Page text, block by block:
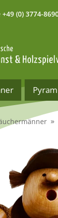
+49 (0) 3774-